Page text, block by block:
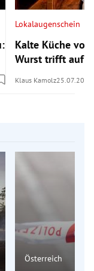
Lokalaugenschein
Kalte Küche
Wurst trifft auf
Klaus Kamolz25.07.2026
Österreich